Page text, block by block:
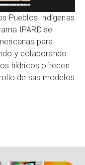
Pueblos Indígenas
IPARD se
para
y colaborando
hídricos ofrecen
de sus modelos